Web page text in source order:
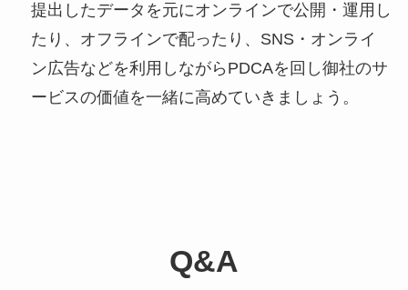
提出したデータを元にオンラインで公開・運用し
たり、オフラインで配ったり、SNS・オンライ
ン広告などを利用しながらPDCAを回し御社のサ
ービスの価値を一緒に高めていきましょう。
Q&A